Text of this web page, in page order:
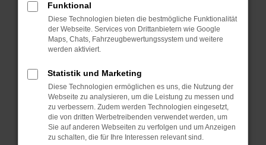
Starte dein Gerät neu.
Das kann manchmal helfen, vorübergehende
Probleme zu beheben.
Betriebssystem auf dem neuesten Stand
sind.
Veraltete Software birgt nicht nur ein
Sicherheitsrisiko, sondern kann auch dazu
führen, dass bestimmte Funktionen nicht mehr
unterstützt werden.
Funktional
Diese Technologien bieten die bestmögliche Funktionalität
der Webseite. Services von Drittanbietern wie Google
Maps, Chats, Fahrzeugbewertungssystem und weitere
werden aktiviert.
Statistik und Marketing
Diese Technologien ermöglichen es uns, die Nutzung der
Webseite zu analysieren, um die Leistung zu messen und
zu verbessern. Zudem werden Technologien eingesetzt,
die von dritten Werbetreibenden verwendet werden, um
Sie auf anderen Webseiten zu verfolgen und um Anzeigen
zu schalten, die für Ihre Interessen relevant sind.